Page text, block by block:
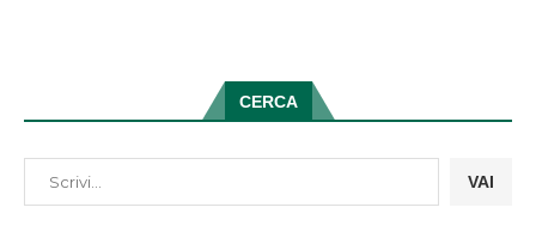
CERCA
VAI